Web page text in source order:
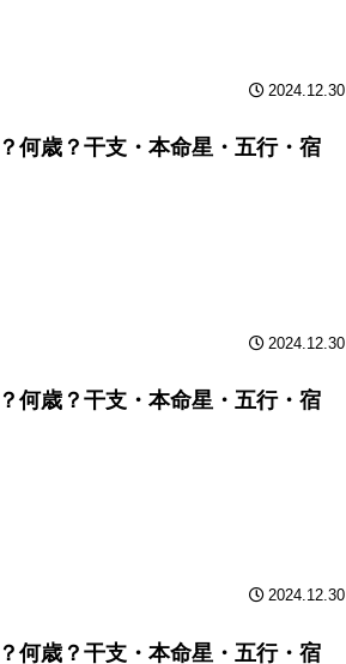
2024.12.30
何歳？干支・本命星・五行・宿
2024.12.30
何歳？干支・本命星・五行・宿
2024.12.30
何歳？干支・本命星・五行・宿